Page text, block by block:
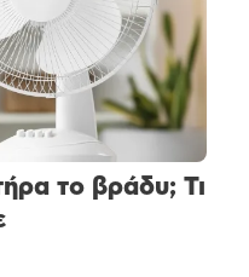
το βράδυ; Τι